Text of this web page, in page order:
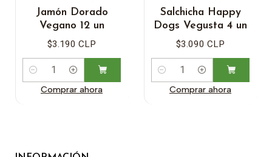
Jamón Dorado
Vegano 12 un
$3.190 CLP
Cantidad
Comprar ahora
Salchicha Happy
Dogs Vegusta 4 un
$3.090 CLP
Cantidad
Comprar ahora